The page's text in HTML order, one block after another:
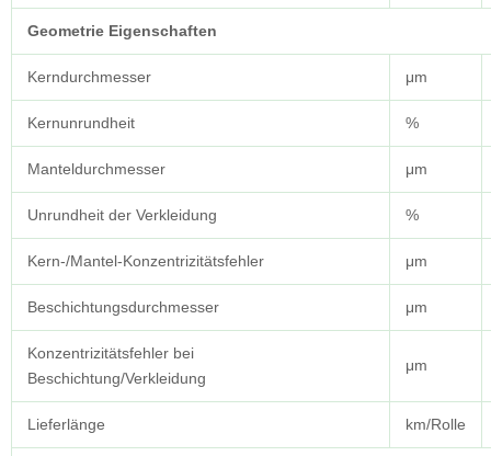
Geometrie Eigenschaften
Kerndurchmesser μm
Kernunrundheit %
Manteldurchmesser μm
Unrundheit der Verkleidung %
Kern-/Mantel-Konzentrizitätsfehler μm
Beschichtungsdurchmesser μm
Konzentrizitätsfehler bei
Beschichtung/Verkleidung
μm
Lieferlänge km/Rolle